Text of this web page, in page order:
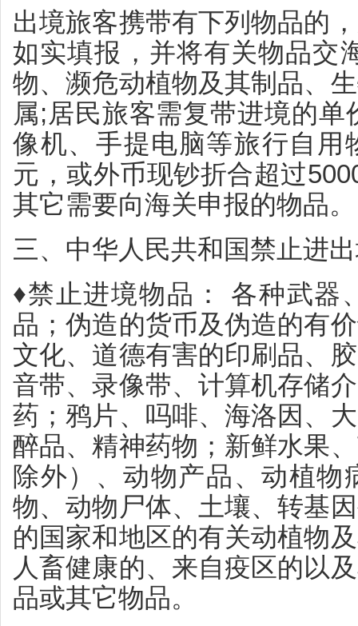
出境旅客携带有下列物品的
如实填报，并将有关物品交
物、濒危动植物及其制品、
属;居民旅客需复带进境的
像机、手提电脑等旅行自用
元，或外币现钞折合超过
其它需要向海关申报的物品。
三、中华人民共和国禁止进
♦禁止进境物品： 各种武器
品；伪造的货币及伪造的有
文化、道德有害的印刷品、
音带、录像带、计算机存储
药；鸦片、吗啡、海洛因、
醉品、精神药物；新鲜水果
除外）、动物产品、动植
物、动物尸体、土壤、转基
的国家和地区的有关动植物
人畜健康的、来自疫区的以
品或其它物品。